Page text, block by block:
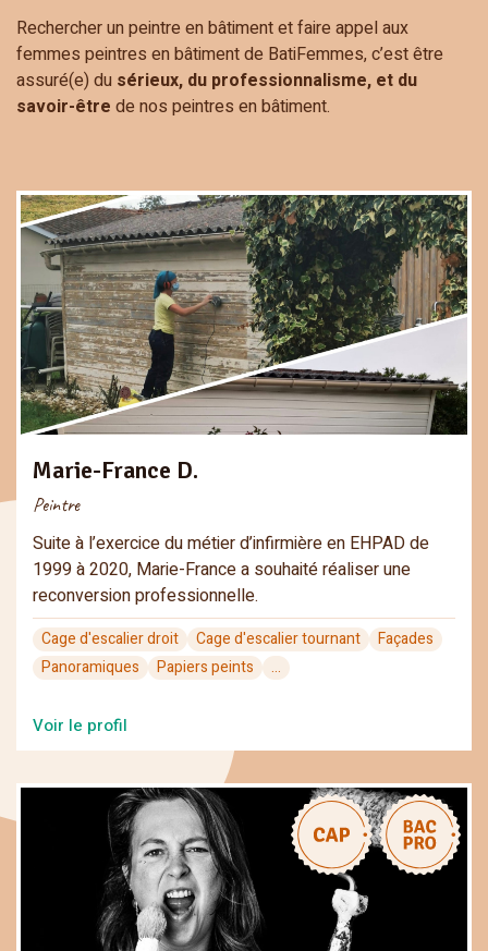
Rechercher un peintre en bâtiment et faire appel aux
femmes peintres en bâtiment de BatiFemmes, c’est être
assuré(e) du sérieux, du professionnalisme, et du
savoir-être de nos peintres en bâtiment.
Marie-France D.
Peintre
Suite à l’exercice du métier d’infirmière en EHPAD de
1999 à 2020, Marie-France a souhaité réaliser une
reconversion professionnelle.
Cage d'escalier droit Cage d'escalier tournant
Façades
Panoramiques
Papiers peints ...
Voir le profil